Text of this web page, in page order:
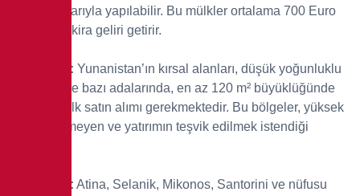
yatırım tutarıyla yapılabilir. Bu mülkler ortalama 700 Euro
civarında kira geliri getirir.
€400.000: Yunanistan’ın kırsal alanları, düşük yoğunluklu
şehirleri ve bazı adalarında, en az 120 m² büyüklüğünde
tek bir mülk satın alımı gerekmektedir. Bu bölgeler, yüksek
talep görmeyen ve yatırımın teşvik edilmek istendiği
€800.000: Atina, Selanik, Mikonos, Santorini ve nüfusu